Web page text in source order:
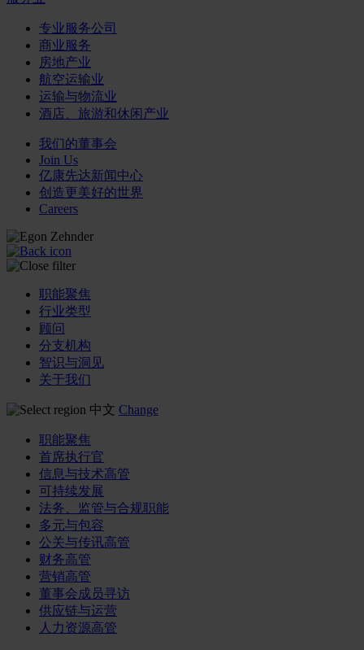
专业服务公司
商业服务
房地产业
航空运输业
运输与物流业
酒店、旅游和休闲产业
我们的董事会
Join Us
亿康先达新闻中心
创造更美好的世界
Careers
职能聚焦
行业类型
顾问
分支机构
智识与洞见
关于我们
中文 Change
职能聚焦
首席执行官
信息与技术高管
可持续发展
法务、监管与合规职能
多元与包容
公关与传讯高管
财务高管
营销高管
董事会成员寻访
供应链与运营
人力资源高管